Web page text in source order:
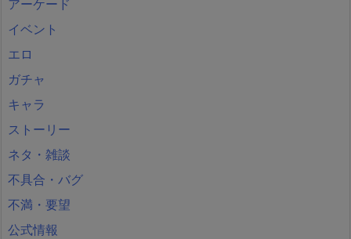
アーケード
イベント
エロ
ガチャ
キャラ
ストーリー
ネタ・雑談
不具合・バグ
不満・要望
公式情報